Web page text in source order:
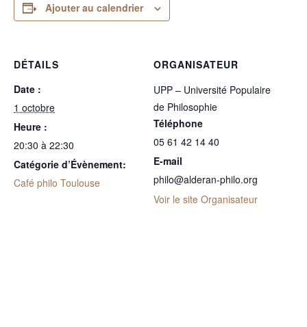
Ajouter au calendrier
DÉTAILS
Date :
1 octobre
Heure :
20:30 à 22:30
Catégorie d’Évènement:
Café philo Toulouse
ORGANISATEUR
UPP – Université Populaire
de Philosophie
Téléphone
05 61 42 14 40
E-mail
philo@alderan-philo.org
Voir le site Organisateur